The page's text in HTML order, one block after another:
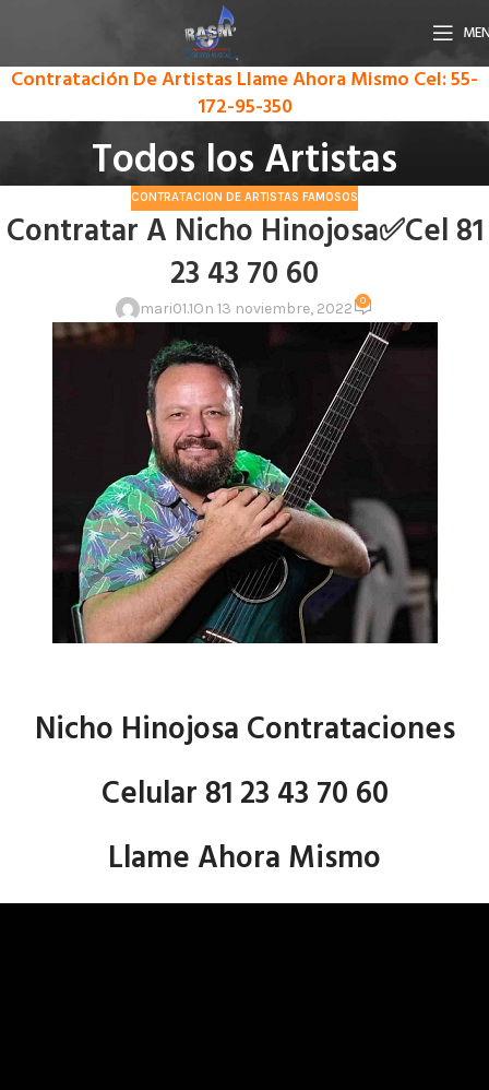
Contratación De Artistas Llame Ahora Mismo Cel: 55-
172-95-350
Todos los Artistas
CONTRATACION DE ARTISTAS FAMOSOS
Contratar A Nicho Hinojosa✅Cel 81
23 43 70 60
mari01.1On 13 noviembre, 2022 0
Nicho Hinojosa Contrataciones
Celular 81 23 43 70 60
Llame Ahora Mismo